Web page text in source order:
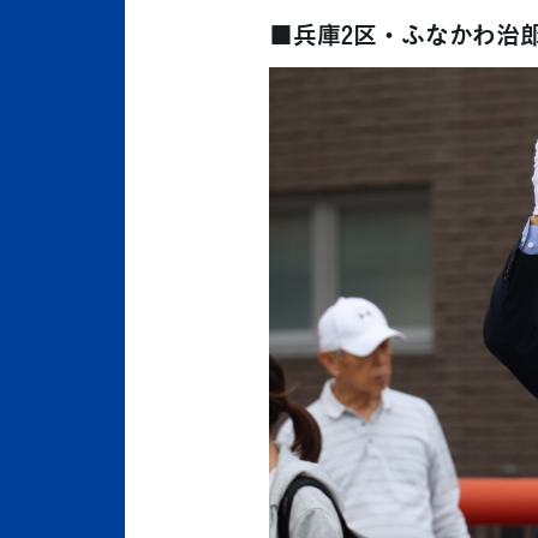
■兵庫2区・ふなかわ治